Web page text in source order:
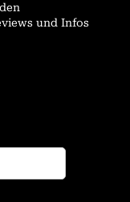
und Infos